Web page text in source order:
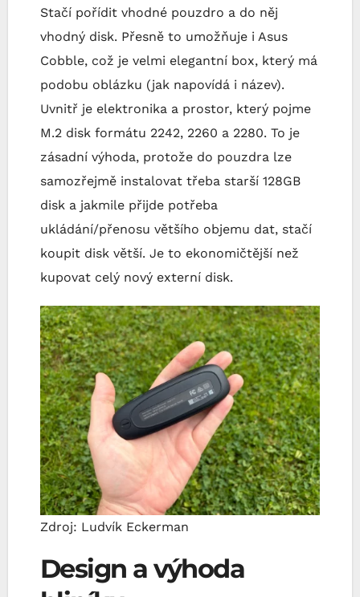
Stačí pořídit vhodné pouzdro a do něj
vhodný disk. Přesně to umožňuje i Asus
Cobble, což je velmi elegantní box, který má
podobu oblázku (jak napovídá i název).
Uvnitř je elektronika a prostor, který pojme
M.2 disk formátu 2242, 2260 a 2280. To je
zásadní výhoda, protože do pouzdra lze
samozřejmě instalovat třeba starší 128GB
disk a jakmile přijde potřeba
ukládání/přenosu většího objemu dat, stačí
koupit disk větší. Je to ekonomičtější než
kupovat celý nový externí disk.
Zdroj: Ludvík Eckerman
Design a výhoda